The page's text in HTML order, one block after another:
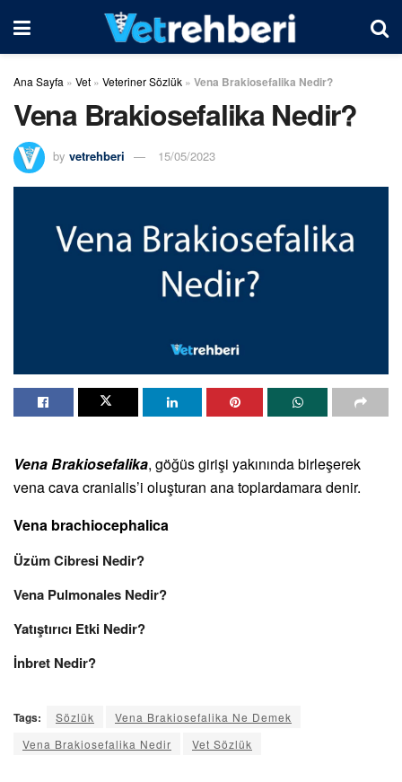
Ana Sayfa » Vet » Veteriner Sözlük » Vena Brakiosefalika Nedir?
Vena Brakiosefalika Nedir?
by vetrehberi 15/05/2023
Vena Brakiosefalika, göğüs girişi yakınında birleşerek
vena cava cranialis’i oluşturan ana toplardamara denir.
Vena brachiocephalica
Üzüm Cibresi Nedir?
Vena Pulmonales Nedir?
Yatıştırıcı Etki Nedir?
İnbret Nedir?
Tags: Sözlük
Vena Brakiosefalika Ne Demek
Vena Brakiosefalika Nedir
Vet Sözlük